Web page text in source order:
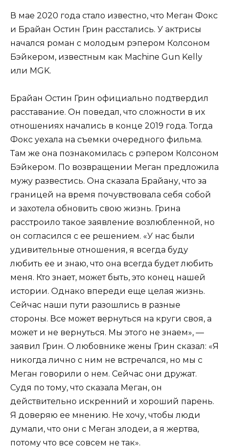
В мае 2020 года стало известно, что Меган Фокс
и Брайан Остин Грин расстались. У актрисы
начался роман с молодым рэпером Колсоном
Бэйкером, известным как Machine Gun Kelly
или MGK.
Брайан Остин Грин официально подтвердил
расставание. Он поведал, что сложности в их
отношениях начались в конце 2019 года. Тогда
Фокс уехала на съемки очередного фильма.
Там же она познакомилась с рэпером Колсоном
Бэйкером. По возвращении Меган предложила
мужу развестись. Она сказала Брайану, что за
границей на время почувствовала себя собой
и захотела обновить свою жизнь. Грина
расстроило такое заявление возлюбленной, но
он согласился с ее решением. «У нас были
удивительные отношения, я всегда буду
любить ее и знаю, что она всегда будет любить
меня. Кто знает, может быть, это конец нашей
истории. Однако впереди еще целая жизнь.
Сейчас наши пути разошлись в разные
стороны. Все может вернуться на круги своя, а
может и не вернуться. Мы этого не знаем», —
заявил Грин. О любовнике жены Грин сказал: «Я
никогда лично с ним не встречался, но мы с
Меган говорили о нем. Сейчас они дружат.
Судя по тому, что сказала Меган, он
действительно искренний и хороший парень.
Я доверяю ее мнению. Не хочу, чтобы люди
думали, что они с Меган злодеи, а я жертва,
потому что все совсем не так».